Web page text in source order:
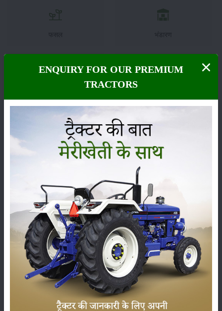
फसल भंडारण
कृषि यंत्र समाचार
सम्पादकीय अन्य
लाड़ली बहना योजना की 36वीं किस्त जारी, करोड़ों महिलाओं के
खातों में पहुंचे 1500 रुपये
16-May-2026
ट्रैक्टर बिक्री में महिंद्रा ने अप्रैल 2026 में दर्ज की 20% से
अधिक वृद्धि
01-May-2026
ENQUIRY FOR OUR PREMIUM
TRACTORS